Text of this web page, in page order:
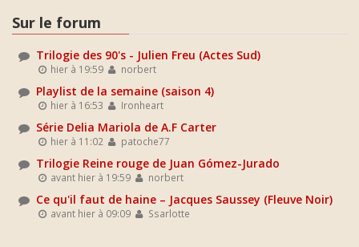
Sur le forum
Trilogie des 90's - Julien Freu (Actes Sud)
hier à 19:59 norbert
Playlist de la semaine (saison 4)
hier à 16:53 Ironheart
Série Delia Mariola de A.F Carter
hier à 11:02 patoche77
Trilogie Reine rouge de Juan Gómez-Jurado
avant hier à 19:59 norbert
Ce qu'il faut de haine – Jacques Saussey (Fleuve Noir)
avant hier à 09:09 Ssarlotte